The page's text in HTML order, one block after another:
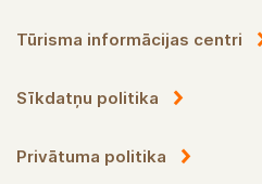
Tūrisma informācijas centri
Sīkdatņu politika
Privātuma politika